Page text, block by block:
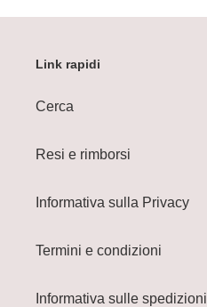
Link rapidi
Cerca
Resi e rimborsi
Informativa sulla Privacy
Termini e condizioni
Informativa sulle spedizioni